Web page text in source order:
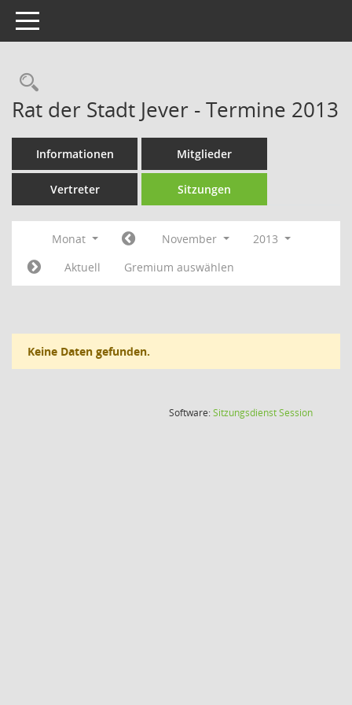
Toggle navigation
Rechercheauswahl
Rat der Stadt Jever - Termine 2013
Informationen Mitglieder
Vertreter Sitzungen
Monat November
2013
Aktuell
Gremium auswählen
Keine Daten gefunden.
Software:SitzungsdienstSession(Wird in